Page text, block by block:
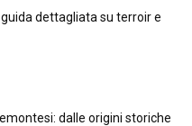
dettagliata su terroir e
dalle origini storiche